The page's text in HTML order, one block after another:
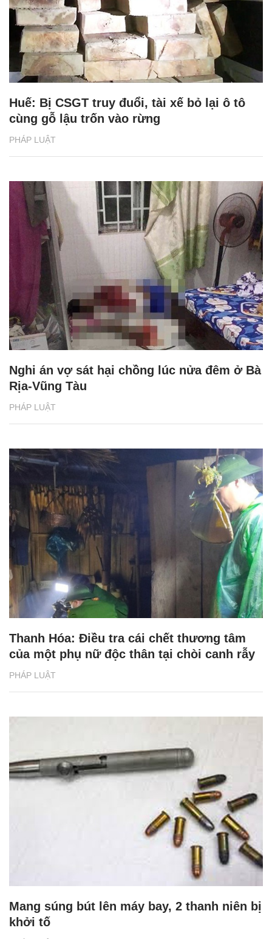
PHÁP LUẬT
Huế: Bị CSGT truy đuổi, tài xế bỏ lại ô tô
cùng gỗ lậu trốn vào rừng
PHÁP LUẬT
Nghi án vợ sát hại chồng lúc nửa đêm ở Bà
Rịa-Vũng Tàu
PHÁP LUẬT
Thanh Hóa: Điều tra cái chết thương tâm
của một phụ nữ độc thân tại chòi canh rẫy
Mang súng bút lên máy bay, 2 thanh niên bị
khởi tố